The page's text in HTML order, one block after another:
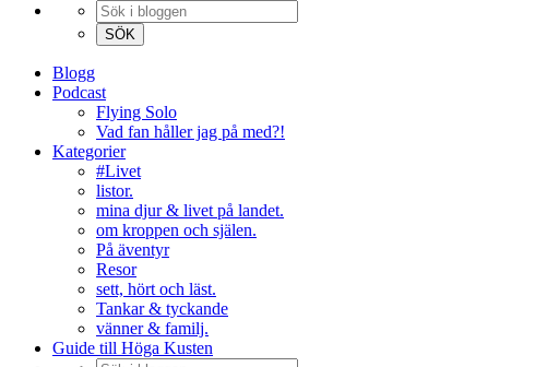
Blogg
Podcast
Flying Solo
Vad fan håller jag på med?!
Kategorier
#Livet
listor.
mina djur & livet på landet.
om kroppen och själen.
På äventyr
Resor
sett, hört och läst.
Tankar & tyckande
vänner & familj.
Guide till Höga Kusten